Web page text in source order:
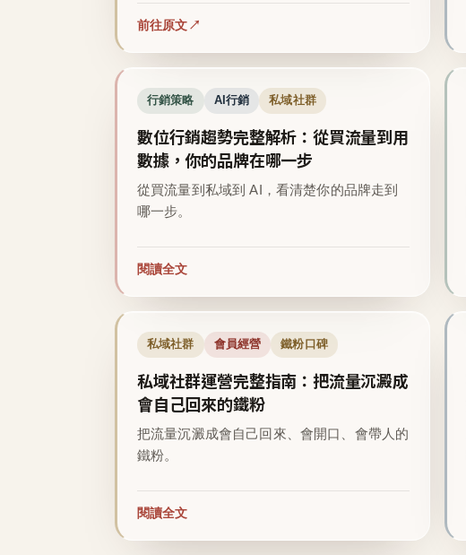
前往原文
行銷策略 AI行銷 私域社群
數位行銷趨勢完整解析：從買流量到用
數據，你的品牌在哪一步
從買流量到私域到 AI，看清楚你的品牌走到
哪一步。
閱讀全文
私域社群 會員經營 鐵粉口碑
私域社群運營完整指南：把流量沉澱成
會自己回來的鐵粉
把流量沉澱成會自己回來、會開口、會帶人的
鐵粉。
閱讀全文